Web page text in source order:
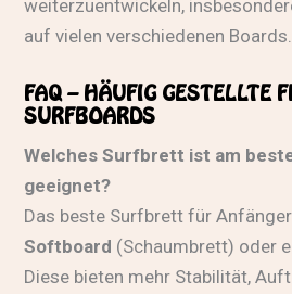
weiterzuentwickeln,
auf vielen verschiedenen Boards.
FAQ – HÄUFIG GESTELLTE
SURFBOARDS
Welches Surfbrett ist am
geeignet?
Das beste Surfbrett für
Softboard (Schaumbrett) oder
Diese bieten mehr Stabilität,